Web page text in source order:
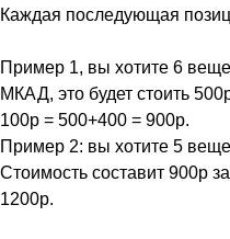
Каждая последующая
Пример 1, вы хотите 6
МКАД, это будет стоить
100р = 500+400 = 900р.
Пример 2: вы хотите 5
Стоимость составит 900р
1200р.